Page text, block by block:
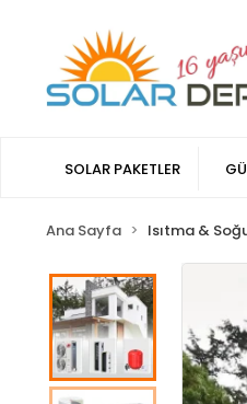
SOLAR PAKETLER
Ana Sayfa Isıtma &